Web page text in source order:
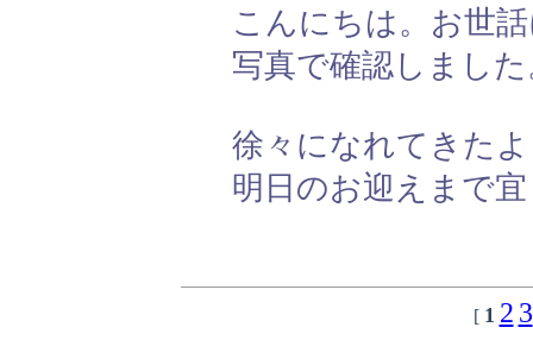
こんにちは。お世
写真で確認しまし
徐々になれてきた
明日のお迎えまで
[ 1 2 3